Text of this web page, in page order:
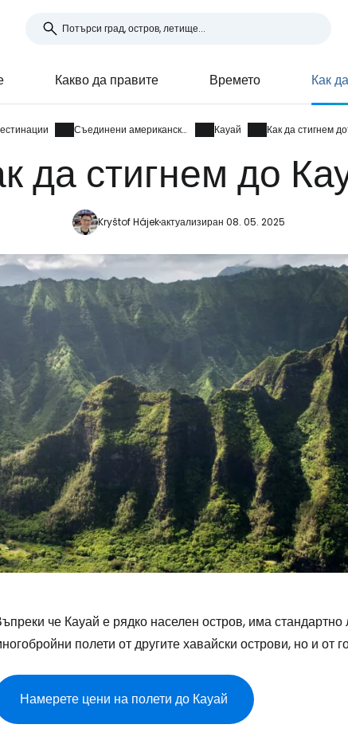
Какво да правите Времето Как
Съединени американски щати Кауай Как да стигнем
да стигнем до
Kryštof Hájekактуализиран 08. 05. 2025
че Кауай е рядко населен остров, има
полети от другите хавайски острови, но и
Намерете цени на полети до Кауай